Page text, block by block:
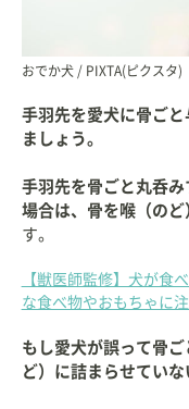
おでか犬 / PIXTA(ピクスタ)
手羽先を愛犬に骨ご
ましょう。
手羽先を骨ごと丸呑
場合は、骨を喉（の
す。
【獣医師監修】犬が食
な食べ物やおもちゃに注
もし愛犬が誤って骨
ど）に詰まらせてい